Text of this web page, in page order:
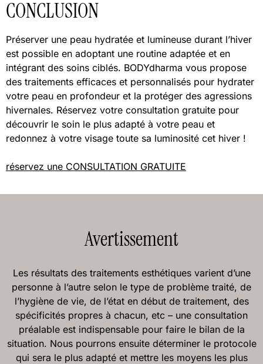
CONCLUSION
Préserver une peau hydratée et lumineuse durant l’hiver
est possible en adoptant une routine adaptée et en
intégrant des soins ciblés. BODYdharma vous propose
des traitements efficaces et personnalisés pour hydrater
votre peau en profondeur et la protéger des agressions
hivernales. Réservez votre consultation gratuite pour
découvrir le soin le plus adapté à votre peau et
redonnez à votre visage toute sa luminosité cet hiver !
réservez une CONSULTATION GRATUITE
Avertissement
Les résultats des traitements esthétiques varient d’une
personne à l’autre selon le type de problème traité, de
l’hygiène de vie, de l’état en début de traitement, des
spécificités propres à chacun, etc – une consultation
préalable est indispensable pour faire le bilan de la
situation. Nous pourrons ensuite déterminer le protocole
qui sera le plus adapté et mettre les moyens les plus